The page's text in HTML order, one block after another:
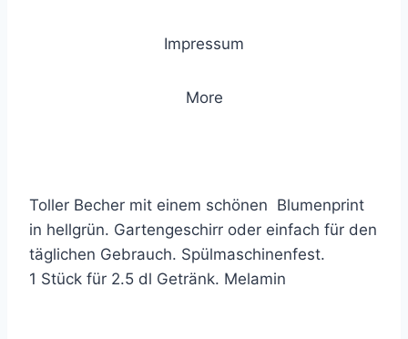
Impressum
More
Toller Becher mit einem schönen Blumenprint
in hellgrün. Gartengeschirr oder einfach für den
täglichen Gebrauch. Spülmaschinenfest.
1 Stück für 2.5 dl Getränk. Melamin